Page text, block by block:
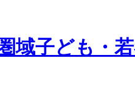
域子ども・